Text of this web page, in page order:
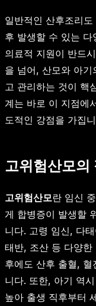
일반적인 산후조리
후 발생할 수 있는
의료적 지원이 반드
을 넘어, 산모와 아
고 관리하는 것이 핵
계는 바로 이 지점에
도적인 강점을 가집
고위험산모의
고위험산모란 임신
게 합병증이 발생할
니다. 고령 임신, 다
태반, 조산 등 다양
후에도 산후 출혈,
니다. 또한, 아기 역
높아 출생 직후부터